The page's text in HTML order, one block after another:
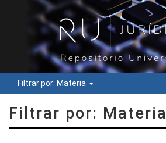
Filtrar por: Materia
Filtrar por: Materia